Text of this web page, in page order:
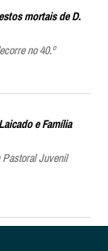
mortais de D.
no 40.º
e Família
Pastoral Juvenil